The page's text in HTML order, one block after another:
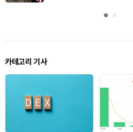
카테고리 기사